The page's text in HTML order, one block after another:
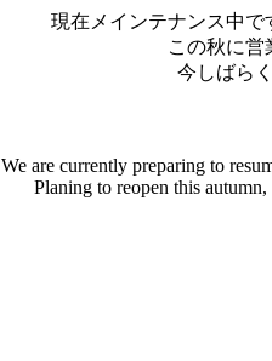
現在メインテナンス中
この秋に営
今しばら
We are currently preparing to
Planing to reopen this